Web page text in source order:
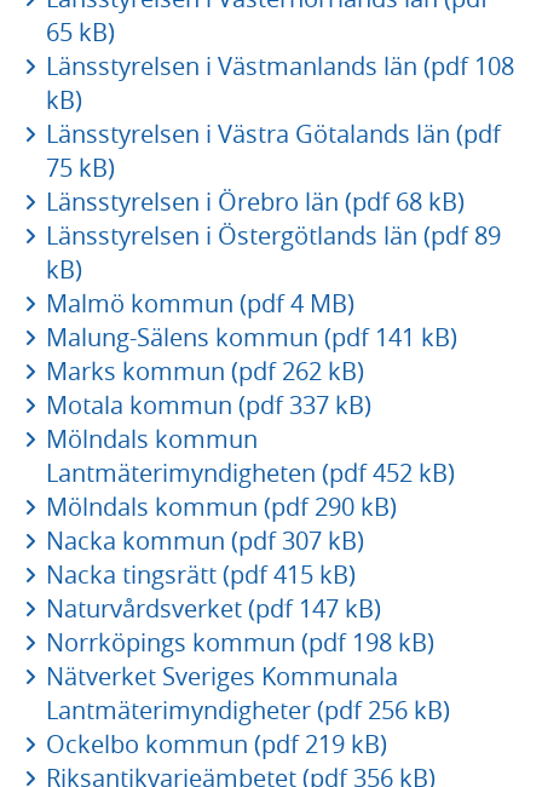
65 kB)
Länsstyrelsen i Västmanlands län (pdf 108
kB)
Länsstyrelsen i Västra Götalands län (pdf
75 kB)
Länsstyrelsen i Örebro län (pdf 68 kB)
Länsstyrelsen i Östergötlands län (pdf 89
kB)
Malmö kommun (pdf 4 MB)
Malung-Sälens kommun (pdf 141 kB)
Marks kommun (pdf 262 kB)
Motala kommun (pdf 337 kB)
Mölndals kommun
Lantmäterimyndigheten (pdf 452 kB)
Mölndals kommun (pdf 290 kB)
Nacka kommun (pdf 307 kB)
Nacka tingsrätt (pdf 415 kB)
Naturvårdsverket (pdf 147 kB)
Norrköpings kommun (pdf 198 kB)
Nätverket Sveriges Kommunala
Lantmäterimyndigheter (pdf 256 kB)
Ockelbo kommun (pdf 219 kB)
Riksantikvarieämbetet (pdf 356 kB)